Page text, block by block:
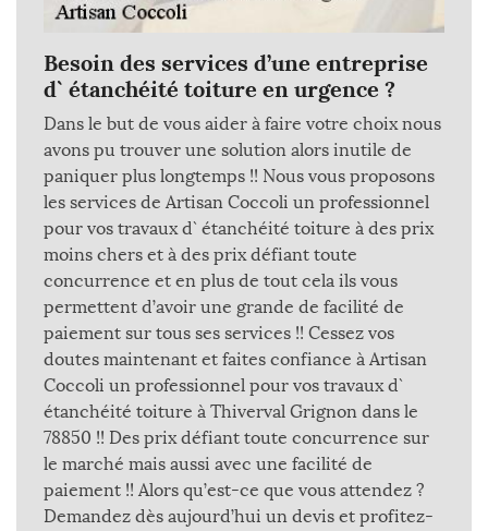
Besoin des services d’une entreprise
d` étanchéité toiture en urgence ?
Dans le but de vous aider à faire votre choix nous
avons pu trouver une solution alors inutile de
paniquer plus longtemps !! Nous vous proposons
les services de Artisan Coccoli un professionnel
pour vos travaux d` étanchéité toiture à des prix
moins chers et à des prix défiant toute
concurrence et en plus de tout cela ils vous
permettent d’avoir une grande de facilité de
paiement sur tous ses services !! Cessez vos
doutes maintenant et faites confiance à Artisan
Coccoli un professionnel pour vos travaux d`
étanchéité toiture à Thiverval Grignon dans le
78850 !! Des prix défiant toute concurrence sur
le marché mais aussi avec une facilité de
paiement !! Alors qu’est-ce que vous attendez ?
Demandez dès aujourd’hui un devis et profitez-